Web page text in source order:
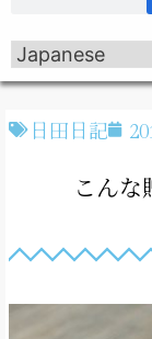
日田日記
こんな